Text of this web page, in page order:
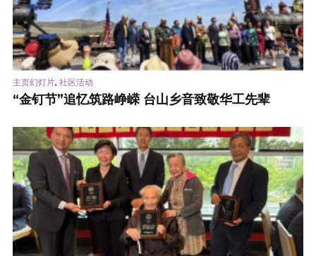
主页幻灯片, 社区活动
“金钉节”追忆筑路峥嵘 台山乡音致敬华工先辈